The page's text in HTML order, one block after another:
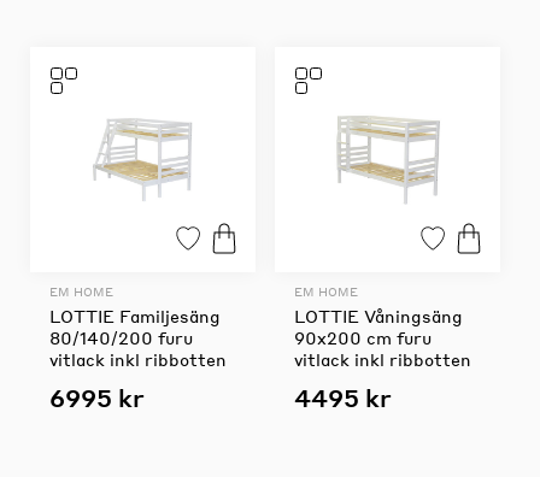
EM HOME
LOTTIE Familjesäng
80/140/200 furu
vitlack inkl ribbotten
6995 kr
EM HOME
LOTTIE Våningsäng
90x200 cm furu
vitlack inkl ribbotten
4495 kr